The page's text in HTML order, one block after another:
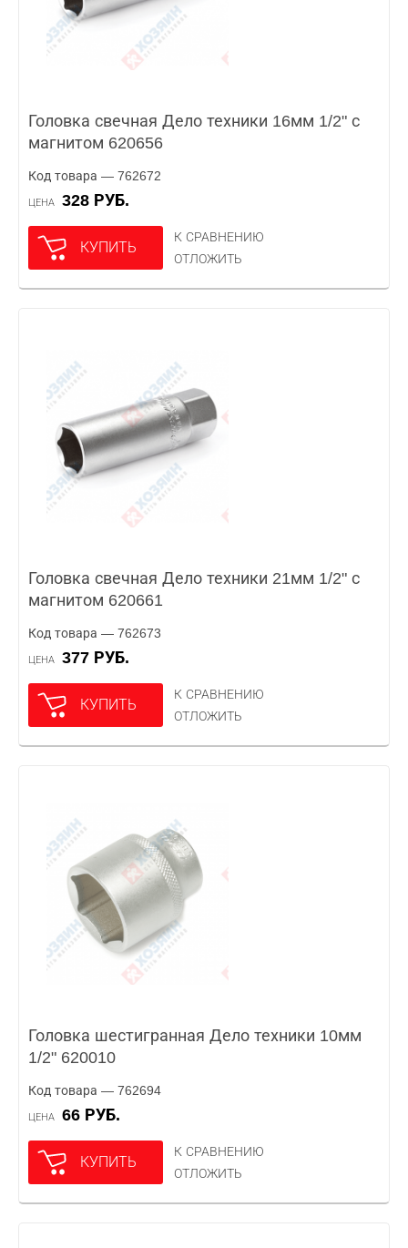
Головка свечная Дело техники 16мм 1/2" с
магнитом 620656
Код товара — 762672
ЦЕНА 328 РУБ.
КУПИТЬ
К СРАВНЕНИЮ
ОТЛОЖИТЬ
Головка свечная Дело техники 21мм 1/2" с
магнитом 620661
Код товара — 762673
ЦЕНА 377 РУБ.
КУПИТЬ
К СРАВНЕНИЮ
ОТЛОЖИТЬ
Головка шестигранная Дело техники 10мм
1/2" 620010
Код товара — 762694
ЦЕНА 66 РУБ.
КУПИТЬ
К СРАВНЕНИЮ
ОТЛОЖИТЬ